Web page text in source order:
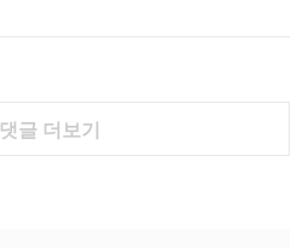
댓글 더보기